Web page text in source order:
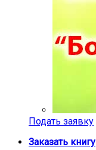
Подать заявку
Заказать книгу